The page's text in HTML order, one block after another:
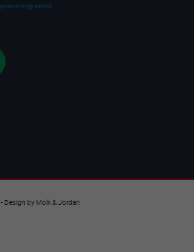
- Design by Molk & Jordan